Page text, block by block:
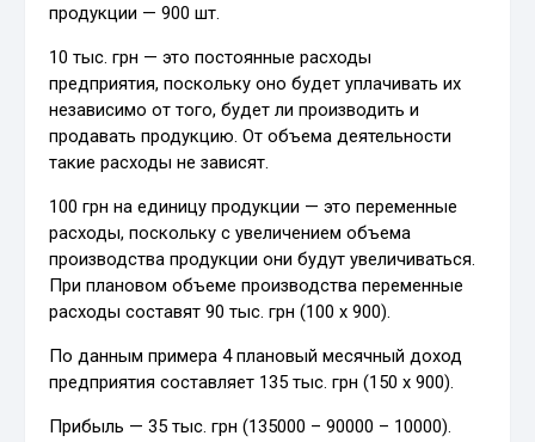
продукции — 900 шт.
10 тыс. грн — это постоянные расходы
предприятия, поскольку оно будет уплачивать их
независимо от того, будет ли производить и
продавать продукцию. От объема деятельности
такие расходы не зависят.
100 грн на единицу продукции — это переменные
расходы, поскольку с увеличением объема
производства продукции они будут увеличиваться.
При плановом объеме производства переменные
расходы составят 90 тыс. грн (100 х 900).
По данным примера 4 плановый месячный доход
предприятия составляет 135 тыс. грн (150 х 900).
Прибыль — 35 тыс. грн (135000 – 90000 – 10000).